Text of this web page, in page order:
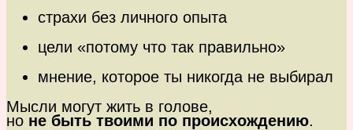
страхи без личного опыта
цели «потому что так правильно»
мнение, которое ты никогда не выбирал
Мысли могут жить в голове,
но не быть твоими по происхождению.